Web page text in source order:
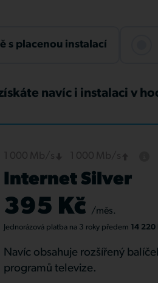
s placenou instalací
navíc i instalaci v
Internet Silver
395 Kč /měs.
Jednorázová platba na 3 roky předem 14 220
Navíc obsahuje rozšířený
programů televize.